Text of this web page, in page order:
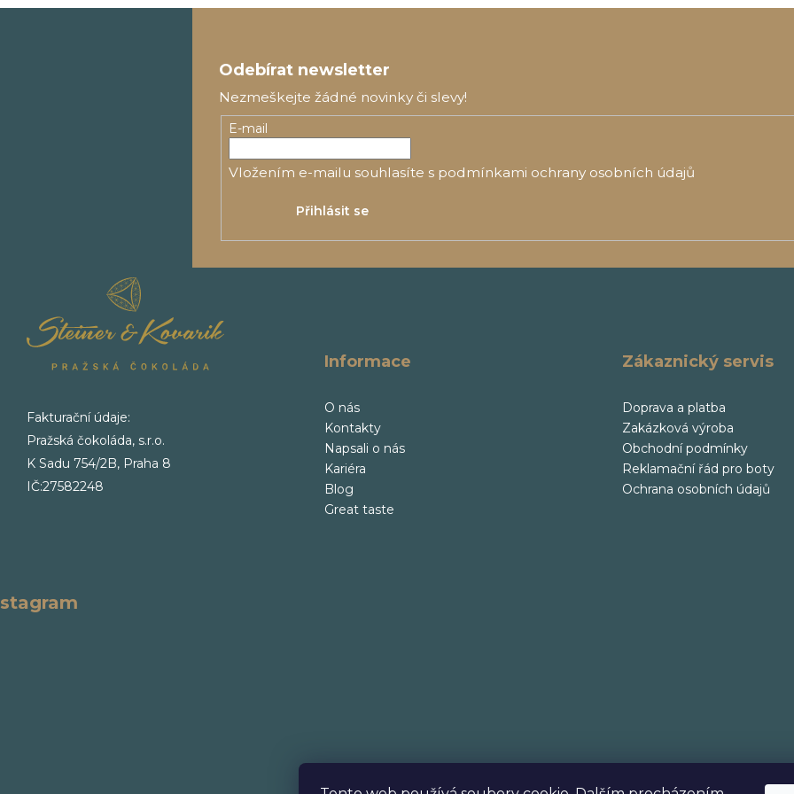
Odebírat newsletter
Nezmeškejte žádné novinky či slevy!
E-mail
Vložením e-mailu souhlasíte s podmínkami ochrany osobních údajů
Přihlásit se
Fakturační údaje:
Pražská čokoláda, s.r.o.
K Sadu 754/2B, Praha 8
IČ:27582248
Informace
O nás
Kontakty
Napsali o nás
Kariéra
Blog
Great taste
Zákaznický servis
Doprava a platba
Zakázková výroba
Obchodní podmínky
Reklamační řád pro boty
Ochrana osobních údajů